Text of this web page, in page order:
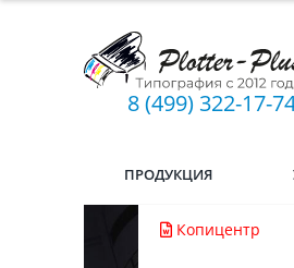
8 (499) 322-17-
ПРОДУКЦИЯ
Копицентр